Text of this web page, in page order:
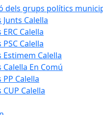
dels grups polítics
Calella
Calella
Calella
Calella
En Comú
Calella
Calella